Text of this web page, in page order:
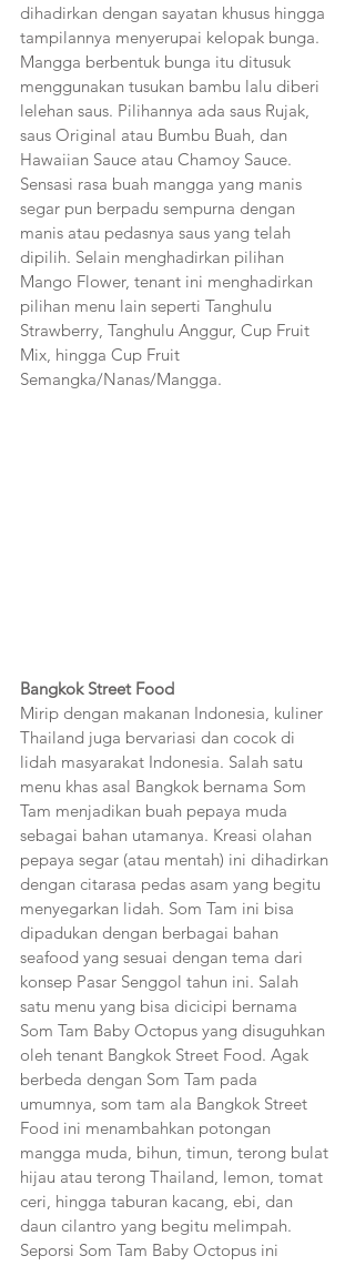
dihadirkan dengan sayatan khusus hingga
tampilannya menyerupai kelopak bunga.
Mangga berbentuk bunga itu ditusuk
menggunakan tusukan bambu lalu diberi
lelehan saus. Pilihannya ada saus Rujak,
saus Original atau Bumbu Buah, dan
Hawaiian Sauce atau Chamoy Sauce.
Sensasi rasa buah mangga yang manis
segar pun berpadu sempurna dengan
manis atau pedasnya saus yang telah
dipilih. Selain menghadirkan pilihan
Mango Flower, tenant ini menghadirkan
pilihan menu lain seperti Tanghulu
Strawberry, Tanghulu Anggur, Cup Fruit
Mix, hingga Cup Fruit
Semangka/Nanas/Mangga.
Bangkok Street Food
Mirip dengan makanan Indonesia, kuliner
Thailand juga bervariasi dan cocok di
lidah masyarakat Indonesia. Salah satu
menu khas asal Bangkok bernama Som
Tam menjadikan buah pepaya muda
sebagai bahan utamanya. Kreasi olahan
pepaya segar (atau mentah) ini dihadirkan
dengan citarasa pedas asam yang begitu
menyegarkan lidah. Som Tam ini bisa
dipadukan dengan berbagai bahan
seafood yang sesuai dengan tema dari
konsep Pasar Senggol tahun ini. Salah
satu menu yang bisa dicicipi bernama
Som Tam Baby Octopus yang disuguhkan
oleh tenant Bangkok Street Food. Agak
berbeda dengan Som Tam pada
umumnya, som tam ala Bangkok Street
Food ini menambahkan potongan
mangga muda, bihun, timun, terong bulat
hijau atau terong Thailand, lemon, tomat
ceri, hingga taburan kacang, ebi, dan
daun cilantro yang begitu melimpah.
Seporsi Som Tam Baby Octopus ini